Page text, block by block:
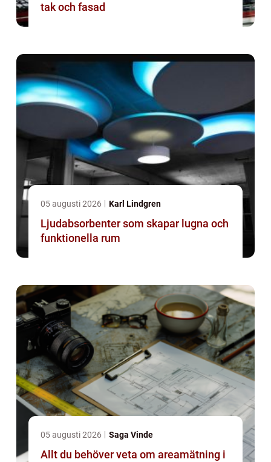
tak och fasad
05 augusti 2026 Karl Lindgren
Ljudabsorbenter som skapar lugna och
funktionella rum
05 augusti 2026 Saga Vinde
Allt du behöver veta om areamätning i